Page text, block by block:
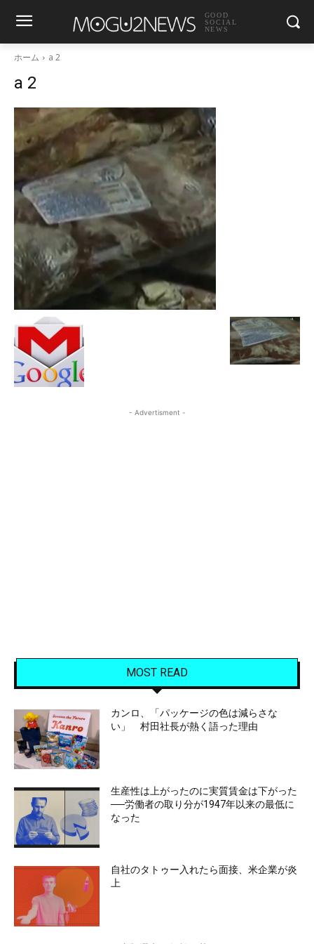
GOOD
SOCIAL
NEWS
ホーム a 2
a 2
- Advertisment -
MOST READ
カンロ、「パッケージの色は減らさな
い」 村田社長が熱く語った理由
生産性は上がったのに実質賃金は下がった
──労働者の取り分が1947年以来の最低に
なった
自社のタトゥー入れたら面接、米企業が炎
上